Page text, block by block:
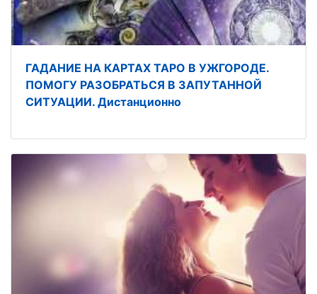
ГАДАНИЕ НА КАРТАХ ТАРО В УЖГОРОДЕ.
ПОМОГУ РАЗОБРАТЬСЯ В ЗАПУТАННОЙ
СИТУАЦИИ. Дистанционно